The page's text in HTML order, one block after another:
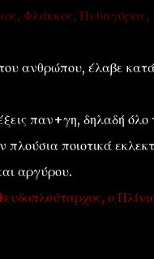
Φλάκκος, Πυθαγόρας,
ανθρώπου, έλαβε
παν+γη, δηλαδή όλο
ποιοτικά
αργύρου.
ο